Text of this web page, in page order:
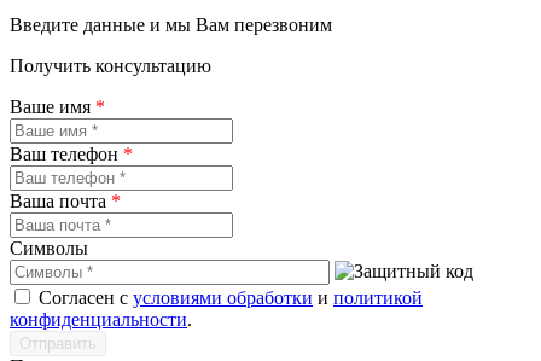
Введите данные и мы Вам перезвоним
Получить консультацию
Ваше имя *
Ваш телефон *
Ваша почта *
Символы
Согласен с условиями обработки и политикой
конфиденциальности.